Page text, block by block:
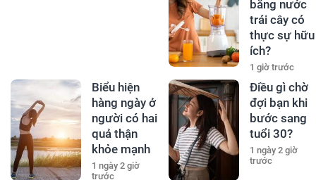
bằng nước
trái cây có
thực sự hữu
ích?
1 giờ trước
Biểu hiện
hàng ngày ở
người có hai
quả thận
khỏe mạnh
1 ngày 2 giờ
trước
Điều gì chờ
đợi bạn khi
bước sang
tuổi 30?
1 ngày 2 giờ
trước